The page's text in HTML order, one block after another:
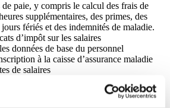
paie, y compris le calcul des frais de
supplémentaires, des primes, des
fériés et des indemnités de maladie.
d’impôt sur les salaires
données de base du personnel
à la caisse d’assurance maladie
de salaires
comptabilité